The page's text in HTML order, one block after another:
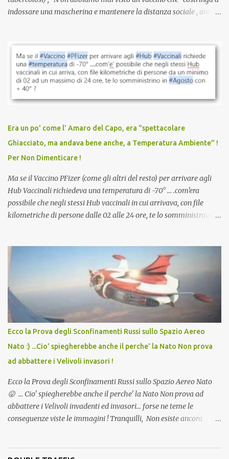
indossare una mascherina e mantenere la distanza sociale , anche
vaccinazione. Non avevamo mai sentito parlare di ricompense,
sconti, incentivi per vaccinarsi. Non avevamo mai visto
discriminazioni per coloro che non l’hanno fatto. Se non sei stato
vaccinato, nessuno aveva prima cercato di farti sentire una
persona cattiva. Non avevamo mai visto un vaccino che minacci le
vaccino usato per minacciare i mezzi di sussistenza, il lavoro o la
scuola. Non avevamo mai visto un vaccino che permettesse a un
dodicenne di ignorare il consenso dei genitori. Dopo tutti i vaccini
che abbiamo elencato sopra...
Era un po' come l' Amaro del Capo, era "spettacolare
Ghiacciato, ma andava bene anche, a Temperatura Ambiente" !
Per Non Dimenticare !
Ma se il Vaccino PFizer (come gli altri del resto) per arrivare agli
Hub Vaccinali richiedeva una temperatura di -70° ... .com'era
possibile che negli stessi Hub vaccinali in cui arrivava, con file
kilometriche di persone dalle 02 alle 24 ore, te lo somministravano
Vaccino come: l' Amaro del Capo, era "spettacolare Ghiacciato, ma
andava bene anche, a Temperatura Ambiente"! Riproponiamo
l'articolo per NON Dimenticare!
Ecco la Prova degli Sconfinamenti Russi sullo Spazio Aereo
Nato :) ...Cio' spiegherebbe anche il perche' la Nato Non prova
ad abbattere i Velivoli invasori !
Ecco la Prova degli Sconfinamenti Russi sullo Spazio Aereo Nato
😛 ... Cio' spiegherebbe anche il perche' la Nato Non prova ad
abbattere i Velivoli invadenti ed invasori... forse ne teme le
conseguenze viste le immagini ! Tranquilli, Non esiste ancora
ancora una fantasia Nato o forse una "False Flag", per provocare